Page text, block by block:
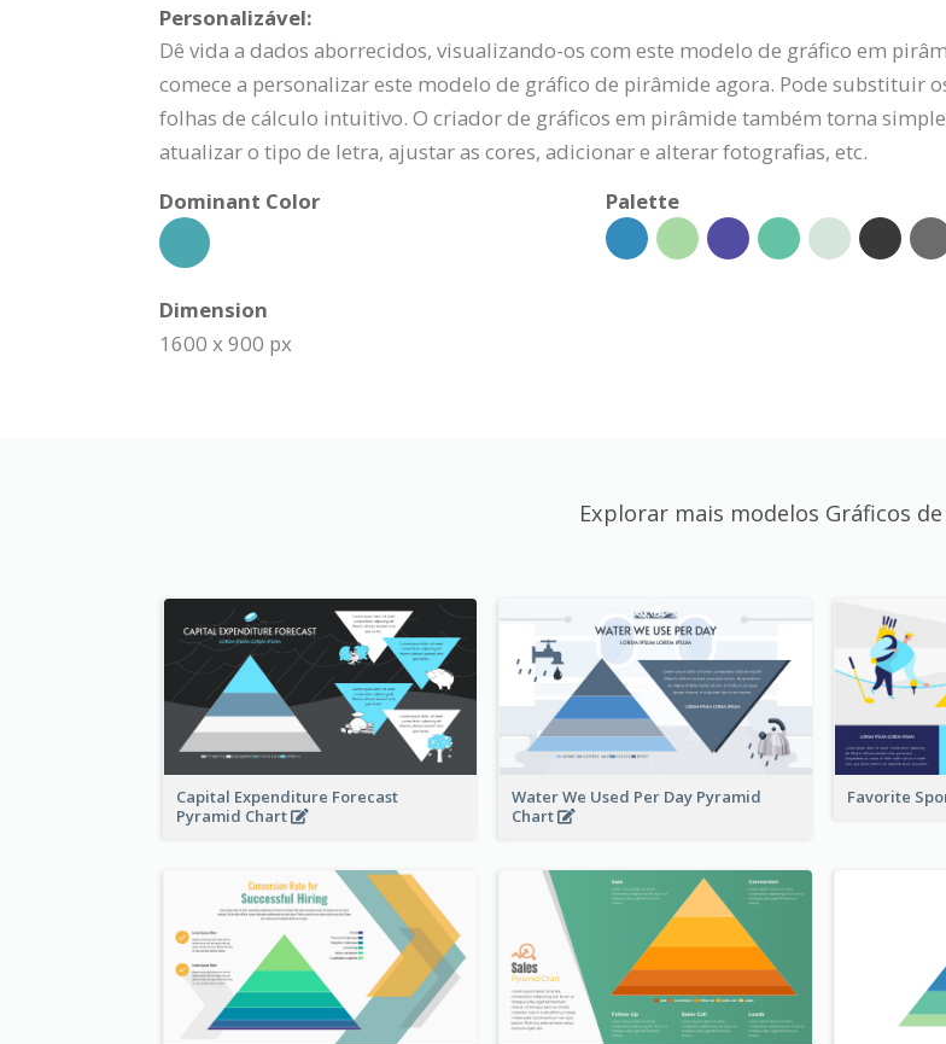
Personalizável:
Dê vida a dados aborrecidos, visualizando-os com este modelo de gráfico em
comece a personalizar este modelo de gráfico de pirâmide agora. Pode substituir
folhas de cálculo intuitivo. O criador de gráficos em pirâmide também torna
atualizar o tipo de letra, ajustar as cores, adicionar e alterar fotografias, etc.
Dominant Color
Palette
Dimension
1600 x 900 px
Explorar mais modelos Gráficos
Capital Expenditure Forecast
Pyramid Chart
Water We Used Per Day Pyramid
Chart
Favorite